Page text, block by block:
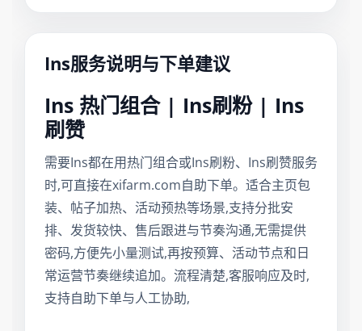
Ins服务说明与下单建议
Ins 热门组合 | Ins刷粉 | Ins
刷赞
需要Ins都在用热门组合或Ins刷粉、Ins刷赞服务
时,可直接在xifarm.com自助下单。适合主页包
装、帖子加热、活动预热等场景,支持分批安
排、发货较快、售后跟进与节奏沟通,无需提供
密码,方便先小量测试,再按预算、活动节点和日
常运营节奏继续追加。流程清楚,客服响应及时,
支持自助下单与人工协助,